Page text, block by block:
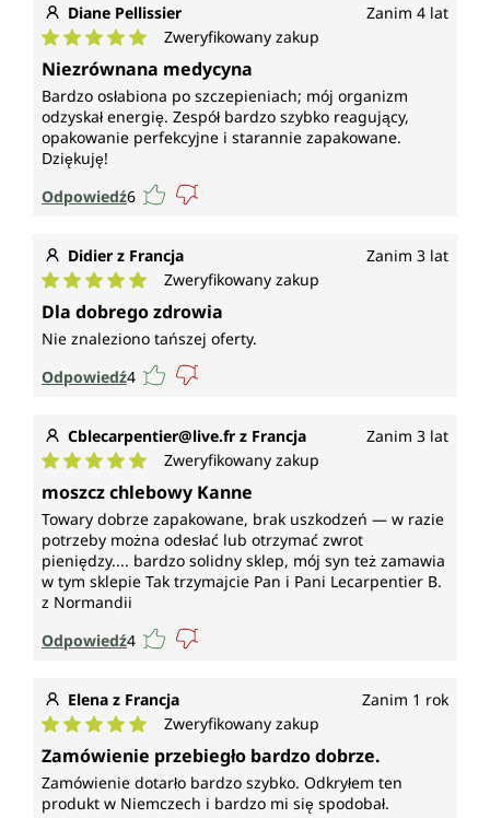
Diane Pellissier Zanim 4 lat
Średnia ocena 5 z 5 gwiazdek
Zweryfikowany zakup
Niezrównana medycyna
Bardzo osłabiona po szczepieniach; mój organizm
odzyskał energię. Zespół bardzo szybko reagujący,
opakowanie perfekcyjne i starannie zapakowane.
Dziękuję!
Odpowiedź6
Didier z Francja Zanim 3 lat
Średnia ocena 5 z 5 gwiazdek
Zweryfikowany zakup
Dla dobrego zdrowia
Nie znaleziono tańszej oferty.
Odpowiedź4
Cblecarpentier@live.fr z Francja Zanim 3 lat
Średnia ocena 5 z 5 gwiazdek
Zweryfikowany zakup
moszcz chlebowy Kanne
Towary dobrze zapakowane, brak uszkodzeń — w razie
potrzeby można odesłać lub otrzymać zwrot
pieniędzy.... bardzo solidny sklep, mój syn też zamawia
w tym sklepie Tak trzymajcie Pan i Pani Lecarpentier B.
z Normandii
Odpowiedź4
Elena z Francja Zanim 1 rok
Średnia ocena 5 z 5 gwiazdek
Zweryfikowany zakup
Zamówienie przebiegło bardzo dobrze.
Zamówienie dotarło bardzo szybko. Odkryłem ten
produkt w Niemczech i bardzo mi się spodobał.